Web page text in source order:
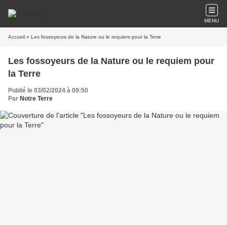
MENU
Accueil » Les fossoyeurs de la Nature ou le requiem pour la Terre
Les fossoyeurs de la Nature ou le requiem pour
la Terre
Publié le 03/02/2024 à 09:50
Par Notre Terre